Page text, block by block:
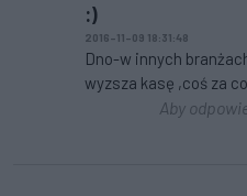
:)
2016-11-09 18:31:48
Dno-w innych
wyzsza kasę ,coś za
Aby